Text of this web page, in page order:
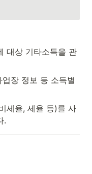
대상 기타소득을 관
장 정보 등 소득별
세율, 세율 등)를 사
.